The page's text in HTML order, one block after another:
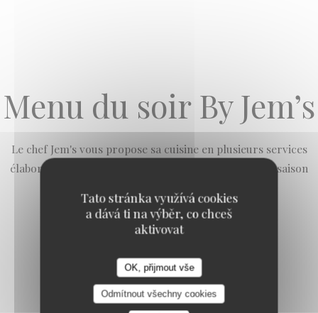
Tato stránka využívá cookies
a dává ti na výběr, co chceš
aktivovat
OK, přijmout vše
Odmítnout všechny cookies
Menu du soir By Jem’s
Le chef Jem's vous propose sa cuisine en plusieurs services
élaboré au gré de son inspiration et des produits de saison
Menu 2 temps
Entrée/Plat ou Plat/Dessert
Loco by Jem's